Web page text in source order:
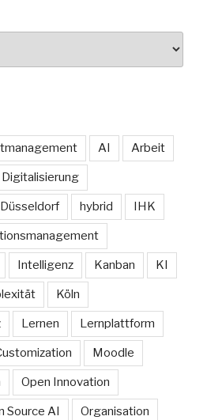
AI Arbeit
Digitalisierung
Düsseldorf hybrid IHK
Intelligenz Kanban KI
Köln
Lernen Lernplattform
Moodle
Open Innovation
Source AI Organisation